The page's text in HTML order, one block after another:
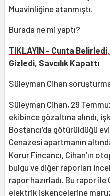
Muavinliğine atanmıştı.
Burada ne mi yaptı?
TIKLAYIN - Cunta
Gizledi, Savcılık Kapattı
Süleyman Cihan
Süleyman Cihan, 29
ekibince gözaltına alındı,
Bostancı’da götürüldüğü
Cenazesi apartmanın
Korur Fincancı, Cihan’ın
bulgu ve diğer raporları
rapor hazırladı. Bu rapor ile
elektrik işkencelerine